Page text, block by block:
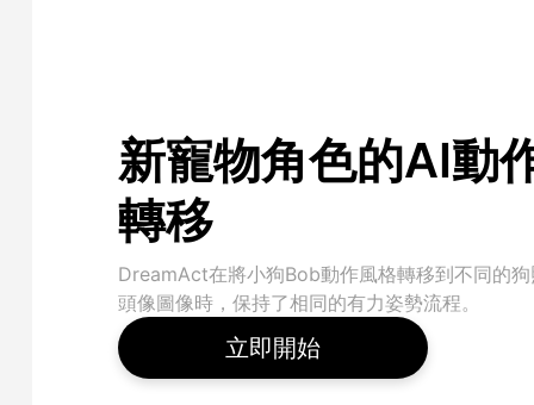
新寵物角色的AI動
轉移
DreamAct在將小狗Bob動作風格轉移到不同的
頭像圖像時，保持了相同的有力姿勢流程。
立即開始